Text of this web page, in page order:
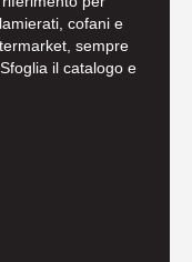
cofani e
sempre
il catalogo e